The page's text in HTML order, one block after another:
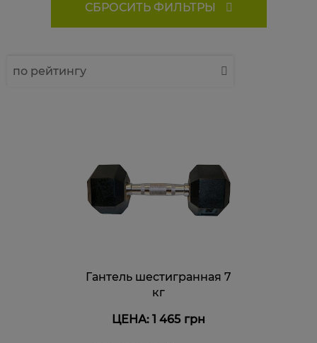
СБРОСИТЬ ФИЛЬТРЫ
по рейтингу
от дорогих к дешевым
Гантель шестигранная 7
кг
ЦЕНА: 1 465 грн